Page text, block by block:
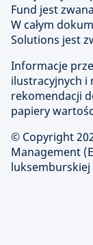
Fund jest
W całym
Solutions jest
Informacje
ilustracyjnych i
rekomendacji
papiery
© Copyright
Management
luksemburskiej